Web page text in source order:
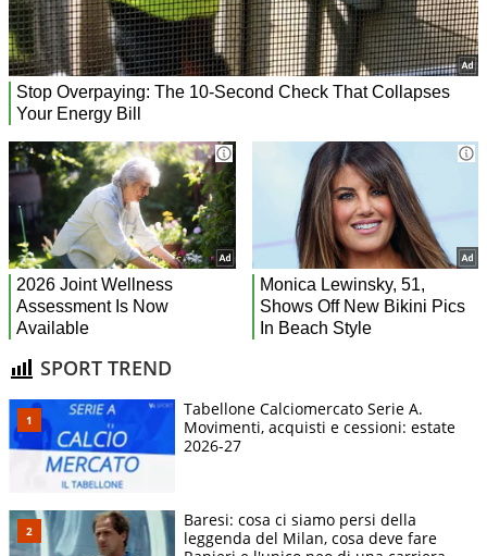
SPORT TREND
Tabellone Calciomercato Serie A.
Movimenti, acquisti e cessioni: estate
2026-27
Baresi: cosa ci siamo persi della
leggenda del Milan, cosa deve fare